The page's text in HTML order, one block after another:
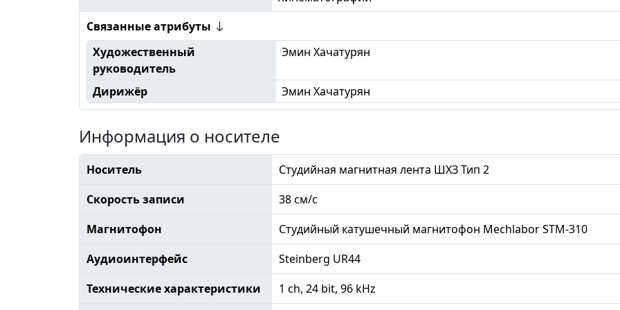
Связанные атрибуты
Художественный
руководитель
Эмин Хачатурян
Дирижёр Эмин Хачатурян
Информация о носителе
Носитель
Студийная магнитная лента ШХЗ Тип 2
Скорость записи
38 см/с
Магнитофон
Студийный катушечный магнитофон Mechlabor STM-310
Аудиоинтерфейс
Steinberg UR44
Технические характеристики
1 ch, 24 bit, 96 kHz